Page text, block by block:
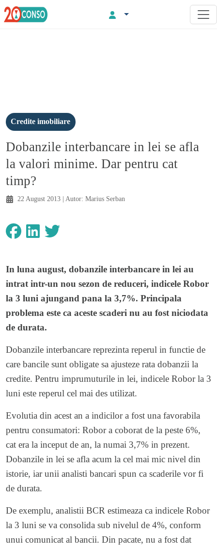
Credite imobiliare
Dobanzile interbancare in lei se afla
la valori minime. Dar pentru cat
timp?
22 August 2013 | Autor: Marius Serban
In luna august, dobanzile interbancare in lei au
intrat intr-un nou sezon de reduceri, indicele Robor
la 3 luni ajungand pana la 3,7%. Principala
problema este ca aceste scaderi nu au fost niciodata
de durata.
Dobanzile interbancare reprezinta reperul in functie de
care bancile sunt obligate sa ajusteze rata dobanzii la
credite. Pentru imprumuturile in lei, indicele Robor la 3
luni este reperul cel mai des utilizat.
Evolutia din acest an a indicilor a fost una favorabila
pentru consumatori: Robor a coborat de la peste 6%,
cat era la inceput de an, la numai 3,7% in prezent.
Dobanzile in lei se afla acum la cel mai mic nivel din
istorie, iar unii analisti bancari spun ca scaderile vor fi
de durata.
De exemplu, analistii BCR estimeaza ca indicele Robor
la 3 luni se va consolida sub nivelul de 4%, conform
unui comunicat al bancii. Din pacate, nu a fost dat